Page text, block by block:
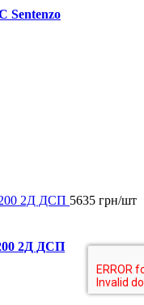
Sentenzo
5635 грн/шт
2Д ДСП